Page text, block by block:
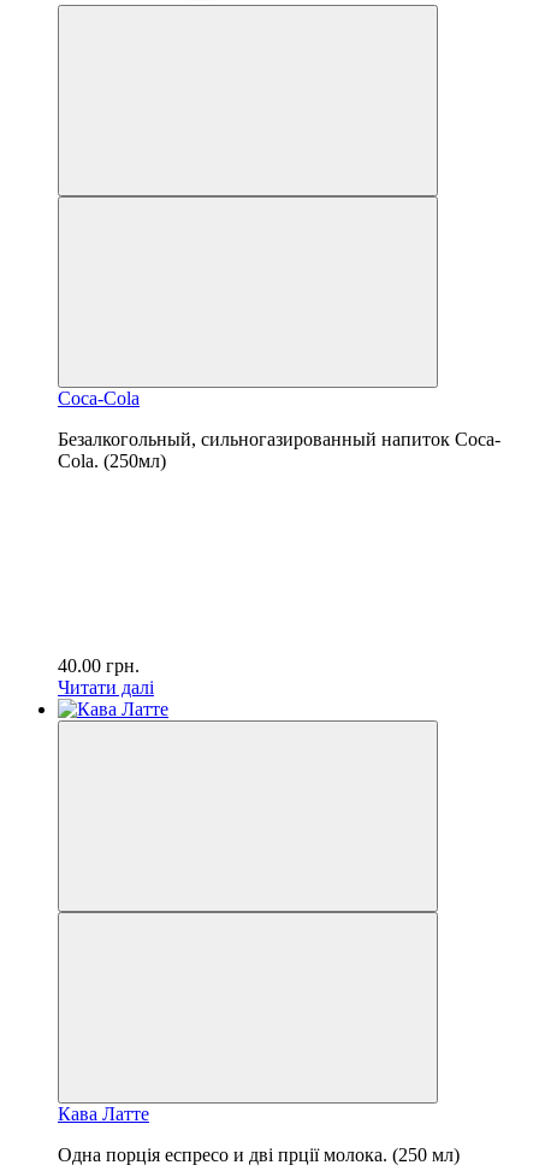
Coca-Cola
Безалкогольный, сильногазированный напиток Coca-
Cola. (250мл)
40.00 грн.
Читати далі
Кава Латте
Одна порція еспресо и дві прції молока. (250 мл)